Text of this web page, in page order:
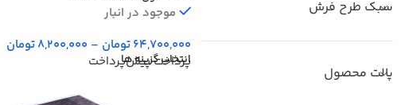
سبک طرح فرش
پالت محصول
موجود در انبار
64,700,000تومان –
8,200,000تومان
انتخاب گزینه ها
پرداخت پیش‌پرداخت